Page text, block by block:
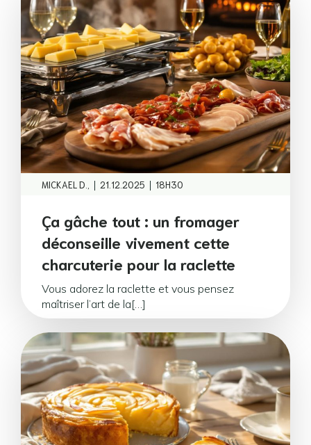
MICKAEL D., | 21.12.2025 | 18H30
Ça gâche tout : un fromager
déconseille vivement cette
charcuterie pour la raclette
Vous adorez la raclette et vous pensez
maîtriser l’art de la[…]